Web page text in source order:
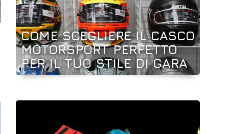
COME SCEGLIERE IL CASCO
MOTORSPORT PERFETTO
PER IL TUO STILE DI GARA